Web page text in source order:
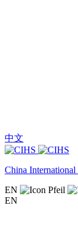
中文
China
EN
EN